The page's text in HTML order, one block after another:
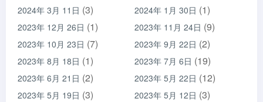
2024年 3月 11日 (3) 2024年 1月 30日 (1)
2023年 12月 26日 (1) 2023年 11月 24日 (9)
2023年 10月 23日 (7) 2023年 9月 22日 (2)
2023年 8月 18日 (1) 2023年 7月 6日 (19)
2023年 6月 21日 (2) 2023年 5月 22日 (12)
2023年 5月 19日 (3) 2023年 5月 12日 (3)